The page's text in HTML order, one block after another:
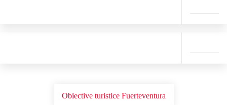
Obiective turistice Fuerteventura